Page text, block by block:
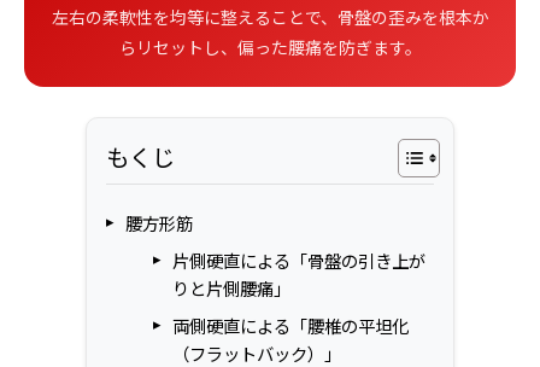
左右の柔軟性を均等に整えることで、骨盤の歪みを根本か
らリセットし、偏った腰痛を防ぎます。
もくじ
腰方形筋
片側硬直による「骨盤の引き上が
りと片側腰痛」
両側硬直による「腰椎の平坦化
（フラットバック）」